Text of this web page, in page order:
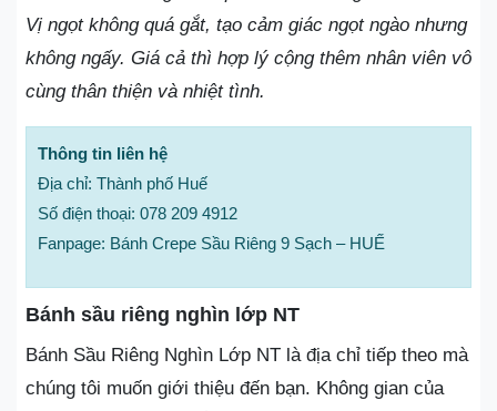
Vị ngọt không quá gắt, tạo cảm giác ngọt ngào nhưng
không ngấy. Giá cả thì hợp lý cộng thêm nhân viên vô
cùng thân thiện và nhiệt tình.
Thông tin liên hệ
Địa chỉ: Thành phố Huế
Số điện thoại: 078 209 4912
Fanpage: Bánh Crepe Sầu Riêng 9 Sạch – HUẾ
Bánh sầu riêng nghìn lớp NT
Bánh Sầu Riêng Nghìn Lớp NT là địa chỉ tiếp theo mà
chúng tôi muốn giới thiệu đến bạn. Không gian của